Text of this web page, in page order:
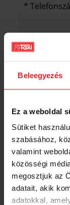
Beleegyezés
Ez a weboldal
Sütiket
szabásához,
valamint
közösségi
megosztjuk az
adatait, akik
adatokkal,
Főtaxi
a Főtaxi